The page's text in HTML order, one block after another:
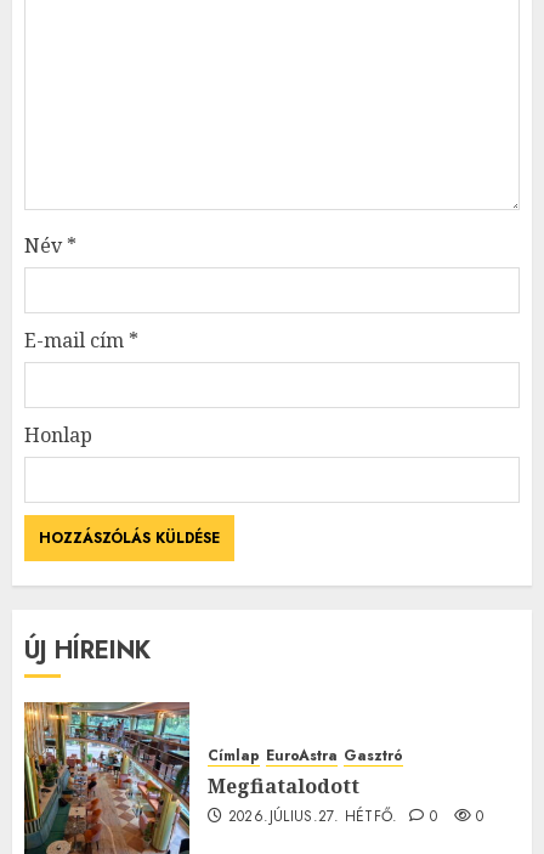
Név*
E-mail cím *
Honlap
ÚJ HÍREINK
Címlap EuroAstra Gasztró
Megfiatalodott
2026.JÚLIUS.27. HÉTFŐ. 0 0